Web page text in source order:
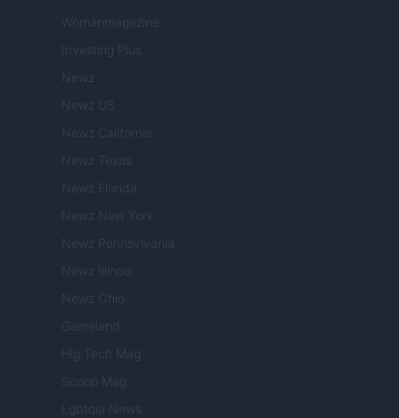
Womanmagazine
Investing Plus
Newz
Newz US
Newz California
Newz Texas
Newz Florida
Newz New York
Newz Pennsylvania
Newz Illinois
Newz Ohio
Gameland
Hig Tech Mag
Scoop Mag
Lgbtqia News